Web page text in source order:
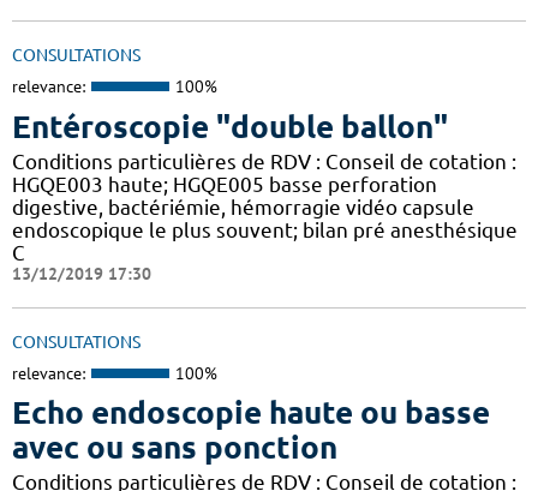
CONSULTATIONS
relevance: 100%
Entéroscopie "double ballon"
Conditions particulières de RDV : Conseil de cotation :
HGQE003 haute; HGQE005 basse perforation
digestive, bactériémie, hémorragie vidéo capsule
endoscopique le plus souvent; bilan pré anesthésique
C
13/12/2019 17:30
CONSULTATIONS
relevance: 100%
Echo endoscopie haute ou basse
avec ou sans ponction
Conditions particulières de RDV : Conseil de cotation :